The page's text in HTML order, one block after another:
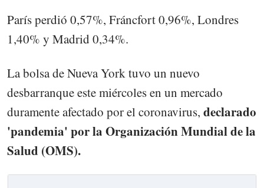
París perdió 0,57%, Fráncfort 0,96%, Londres
1,40% y Madrid 0,34%.
La bolsa de Nueva York tuvo un nuevo
desbarranque este miércoles en un mercado
duramente afectado por el coronavirus, declarado
'pandemia' por la Organización Mundial de la
Salud (OMS).